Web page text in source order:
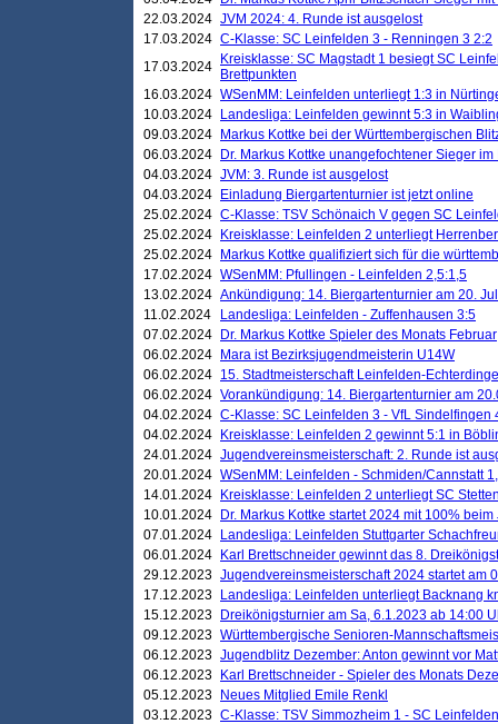
22.03.2024 JVM 2024: 4. Runde ist ausgelost
17.03.2024 C-Klasse: SC Leinfelden 3 - Renningen 3 2:2
17.03.2024
Kreisklasse: SC Magstadt 1 besiegt SC
Brettpunkten
16.03.2024 WSenMM: Leinfelden unterliegt 1:3 in
10.03.2024
Landesliga: Leinfelden gewinnt 5:3 in
09.03.2024
Markus Kottke bei der Württembergischen
06.03.2024
Dr. Markus Kottke unangefochtener Sieger
04.03.2024 JVM: 3. Runde ist ausgelost
04.03.2024
Einladung Biergartenturnier ist jetzt online
25.02.2024 C-Klasse: TSV Schönaich V gegen SC
25.02.2024
Kreisklasse: Leinfelden 2 unterliegt
25.02.2024
Markus Kottke qualifiziert sich für die
17.02.2024 WSenMM: Pfullingen - Leinfelden 2,5:1,5
13.02.2024 Ankündigung: 14. Biergartenturnier am 20.
11.02.2024
Landesliga: Leinfelden - Zuffenhausen 3:5
07.02.2024
Dr. Markus Kottke Spieler des Monats Februar
06.02.2024
Mara ist Bezirksjugendmeisterin U14W
06.02.2024 15. Stadtmeisterschaft Leinfelden-
06.02.2024 Vorankündigung: 14. Biergartenturnier am
04.02.2024 C-Klasse: SC Leinfelden 3 - VfL Sindelfingen
04.02.2024
Kreisklasse: Leinfelden 2 gewinnt 5:1 in
24.01.2024 Jugendvereinsmeisterschaft: 2. Runde ist
20.01.2024 WSenMM: Leinfelden - Schmiden/Cannstatt
14.01.2024
Kreisklasse: Leinfelden 2 unterliegt SC
10.01.2024
Dr. Markus Kottke startet 2024 mit 100%
07.01.2024
Landesliga: Leinfelden Stuttgarter
06.01.2024
Karl Brettschneider gewinnt das 8.
29.12.2023 Jugendvereinsmeisterschaft 2024 startet am
17.12.2023
Landesliga: Leinfelden unterliegt Backnang
15.12.2023
Dreikönigsturnier am Sa, 6.1.2023 ab 14:00
09.12.2023 Württembergische Senioren-
06.12.2023 Jugendblitz Dezember: Anton gewinnt vor
06.12.2023
Karl Brettschneider - Spieler des Monats
05.12.2023
Neues Mitglied Emile Renkl
03.12.2023 C-Klasse: TSV Simmozheim 1 - SC